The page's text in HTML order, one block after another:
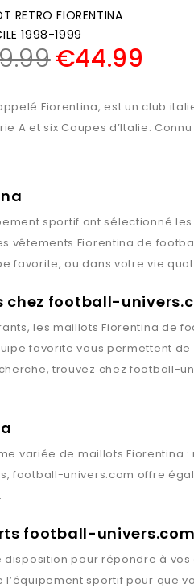
RETRO FIORENTINA
1998-1999
€44.99
Fiorentina, est un club
A et six Coupes d’Italie.
sportif ont sélectionné
vêtements Fiorentina de
favorite, ou dans votre vie
football-
les maillotsFiorentina de
favorite vous permettent
trouvez chezfootball-
variée de maillotsFiorentina :
football-univers.com offre
football-univers.com
disposition pour répondre à
sportif pour que